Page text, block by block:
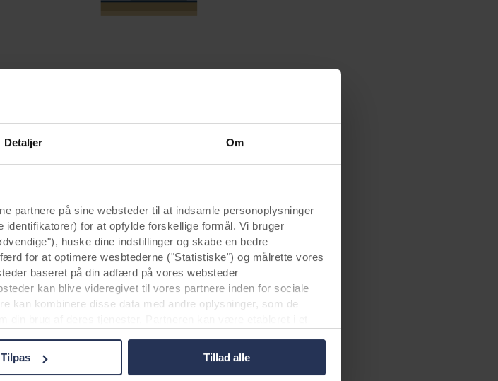
Detaljer Om
partnere på sine websteder til at indsamle personoplysninger
for at opfylde forskellige formål. Vi bruger
huske dine indstillinger og skabe en bedre
for at optimere wesbtederne ("Statistiske") og målrette vores
baseret på din adfærd på vores websteder
kan blive videregivet til vores partnere inden for sociale
kan kombinere disse data med andre oplysninger, som de
Tilpas Tillad alle
Nu er du klar til at montere pladen på
underkonstruktionen.